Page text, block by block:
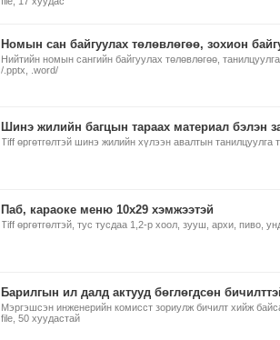
Номын сан байгуулах төлөвлөгөө, зохион
Нийтийн номын сангийн байгуулах төлөвлөгөө,
/.pptx, .word/
Шинэ жилийн багцын тараах материал бэлэн
Tiff өргөтгөлтэй шинэ жилийн хүлээн авалтын танилцуулга
Паб, караоке меню 10х29 хэмжээтэй
Tiff өргөтгөлтэй, тус тусдаа 1,2-р хоол, зууш, архи, пиво,
Барилгын ил далд актууд бөглөгдсөн
Мэргэшсэн инженерийн комисст зориулж бичилт хийж
file, 50 хуудастай